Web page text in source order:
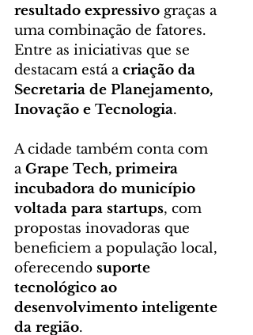
resultado expressivo graças a
uma combinação de fatores.
Entre as iniciativas que se
destacam está a criação da
Secretaria de Planejamento,
Inovação e Tecnologia.
A cidade também conta com
a Grape Tech, primeira
incubadora do município
voltada para startups, com
propostas inovadoras que
beneficiem a população local,
oferecendo suporte
tecnológico ao
desenvolvimento inteligente
da região.